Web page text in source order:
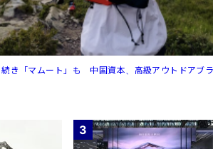
続き「マムート」も 中国資本、高級アウトドアブ
3